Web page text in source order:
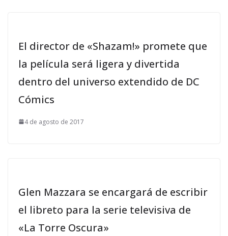
El director de «Shazam!» promete que
la película será ligera y divertida
dentro del universo extendido de DC
Cómics
4 de agosto de 2017
Glen Mazzara se encargará de escribir
el libreto para la serie televisiva de
«La Torre Oscura»